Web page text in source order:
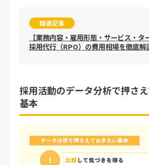
関連記事
【業務内容・雇用形態・サービス・タ
採用代行（RPO）の費用相場を徹底解
採用活動のデータ分析で押さ
基本